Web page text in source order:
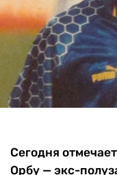
Сегодня
Орбу — экс-